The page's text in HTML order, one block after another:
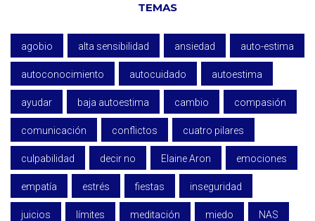
TEMAS
agobio alta sensibilidad ansiedad auto-estima
autoconocimiento autocuidado autoestima
ayudar baja autoestima cambio compasión
comunicación conflictos cuatro pilares
culpabilidad decir no Elaine Aron emociones
empatía estrés fiestas inseguridad
juicios límites meditación miedo NAS